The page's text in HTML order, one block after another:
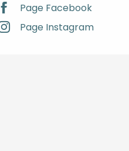
Page Facebook
Page Instagram